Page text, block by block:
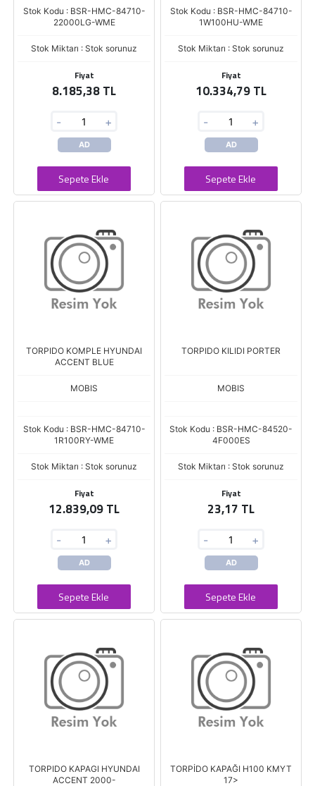
Stok Kodu : BSR-HMC-84710-
22000LG-WME
Stok Miktarı : Stok sorunuz
Fiyat
8.185,38 TL
- +
AD
Sepete Ekle
Stok Kodu : BSR-HMC-84710-
1W100HU-WME
Stok Miktarı : Stok sorunuz
Fiyat
10.334,79 TL
- +
AD
Sepete Ekle
TORPIDO KOMPLE HYUNDAI
ACCENT BLUE
MOBIS
Stok Kodu : BSR-HMC-84710-
1R100RY-WME
Stok Miktarı : Stok sorunuz
Fiyat
12.839,09 TL
- +
AD
Sepete Ekle
TORPIDO KILIDI PORTER
MOBIS
Stok Kodu : BSR-HMC-84520-
4F000ES
Stok Miktarı : Stok sorunuz
Fiyat
23,17 TL
- +
AD
Sepete Ekle
TORPIDO KAPAGI HYUNDAI
ACCENT 2000-
TORPİDO KAPAĞI H100 KMYT
17>